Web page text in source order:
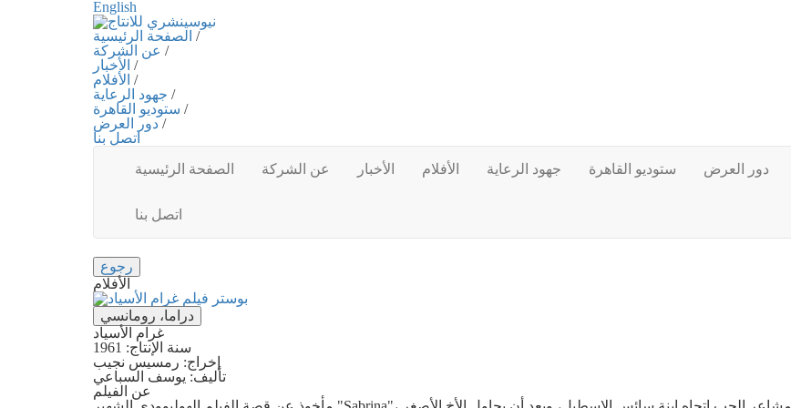
English
/
/
/
/
/
/
/
اتصل بنا
الصفحة الرئيسية
عن الشركة الأخبار الأفلام جهود الرعاية ستوديو القاهرة دور العرض
اتصل بنا
رجوع
الأفلام
دراما، رومانسي
غرام الأسياد
سنة الإنتاج:
إخراج: رمسيس نجيب
تأليف: يوسف السباعي
عن الفيلم